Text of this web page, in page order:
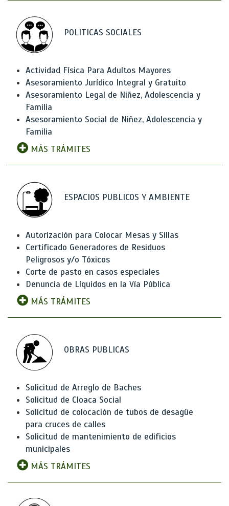
POLITICAS SOCIALES
Actividad Física Para Adultos Mayores
Asesoramiento Jurídico Integral y Gratuito
Asesoramiento Legal de Niñez, Adolescencia y
Familia
Asesoramiento Social de Niñez, Adolescencia y
Familia
MÁS TRÁMITES
ESPACIOS PUBLICOS Y AMBIENTE
Autorización para Colocar Mesas y Sillas
Certificado Generadores de Residuos
Peligrosos y/o Tóxicos
Corte de pasto en casos especiales
Denuncia de Líquidos en la Vía Pública
MÁS TRÁMITES
OBRAS PUBLICAS
Solicitud de Arreglo de Baches
Solicitud de Cloaca Social
Solicitud de colocación de tubos de desagüe
para cruces de calles
Solicitud de mantenimiento de edificios
municipales
MÁS TRÁMITES